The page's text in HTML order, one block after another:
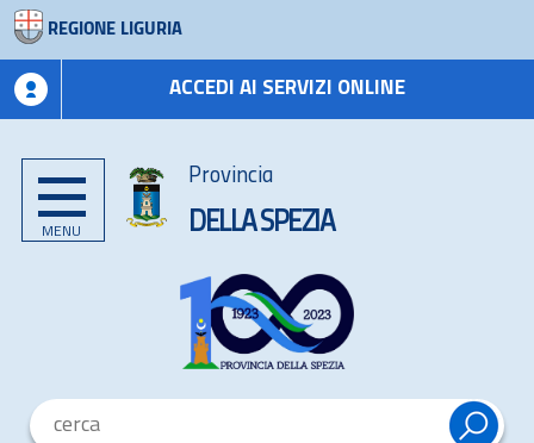
REGIONE LIGURIA
ACCEDI AI SERVIZI ONLINE
MENU
Provincia
DELLA SPEZIA